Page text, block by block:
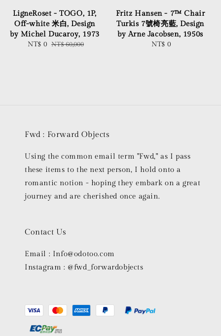
LigneRoset - TOGO, 1P,
Off-white 米白, Design
by Michel Ducaroy, 1973
Sale
NT$ 0 Regular
NT$ 60,000
Fritz Hansen - 7™ Chair
Turkis 7號椅亮藍, Design
by Arne Jacobsen, 1950s
Regular
NT$ 0
Fwd : Forward Objects
Using the common email term "Fwd," as I pass
these items to the next person, I hold onto a
romantic notion - hoping they embark on a great
journey and are cherished once again.
Contact Us
Email : Info@odotoo.com
Instagram : @fwd_forwardobjects